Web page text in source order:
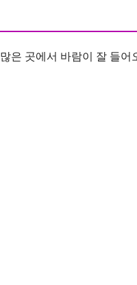
은 곳에서 바람이 잘 들어